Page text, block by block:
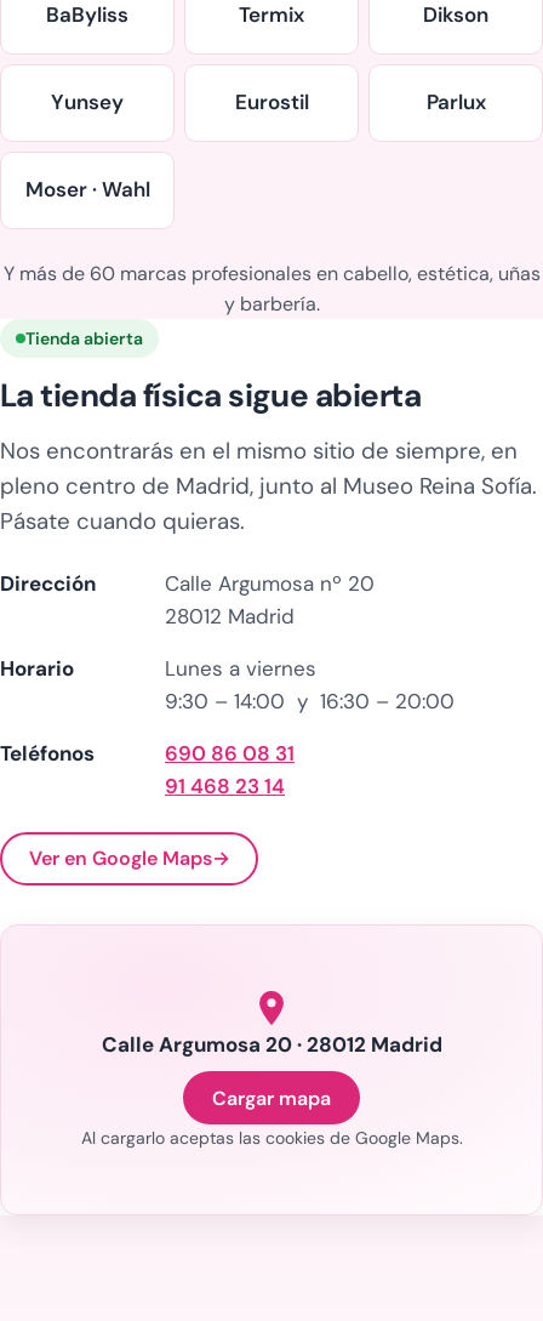
BaByliss Termix Dikson
Yunsey Eurostil Parlux
Moser · Wahl
Y más de 60 marcas profesionales en cabello, estética, uñas
y barbería.
Tienda abierta
La tienda física sigue abierta
Nos encontrarás en el mismo sitio de siempre, en
pleno centro de Madrid, junto al Museo Reina Sofía.
Pásate cuando quieras.
Dirección
Calle Argumosa nº 20
28012 Madrid
Horario
Lunes a viernes
9:30 – 14:00 y 16:30 – 20:00
Teléfonos
690 86 08 31
91 468 23 14
Ver en Google Maps→
Calle Argumosa 20 · 28012 Madrid
Cargar mapa
Al cargarlo aceptas las cookies de Google Maps.